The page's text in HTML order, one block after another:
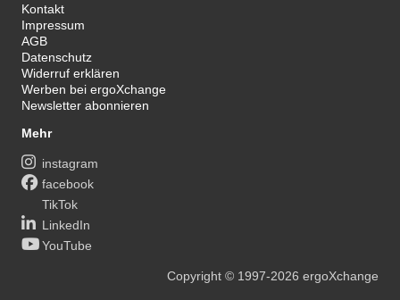
Kontakt
Impressum
AGB
Datenschutz
Widerruf erklären
Werben bei ergoXchange
Newsletter abonnieren
Mehr
instagram
facebook
TikTok
LinkedIn
YouTube
Copyright© 1997-2026 ergoXchange